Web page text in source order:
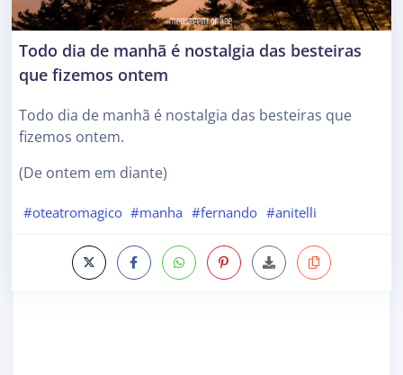
Todo dia de manhã é nostalgia das besteiras
que fizemos ontem
Todo dia de manhã é nostalgia das besteiras que
fizemos ontem.
(De ontem em diante)
#oteatromagico #manha #fernando #anitelli